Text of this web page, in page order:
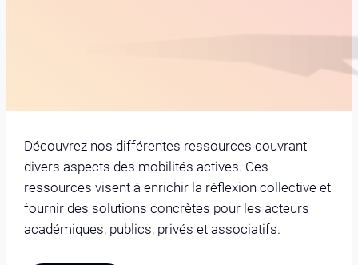
Découvrez nos différentes ressources couvrant
divers aspects des mobilités actives. Ces
ressources visent à enrichir la réflexion collective et
fournir des solutions concrètes pour les acteurs
académiques, publics, privés et associatifs.